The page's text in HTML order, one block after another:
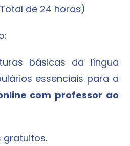
de 24 horas)
básicas da língua
essenciais para a
com professor ao
gratuitos.